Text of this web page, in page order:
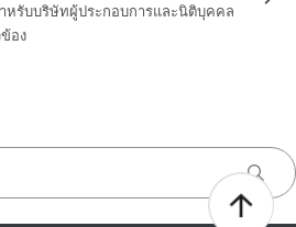
หรับบริษัทผู้ประกอบการและนิติบุคคล
อง